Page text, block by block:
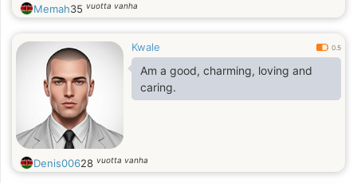
Memah35 vuotta vanha
Kwale 0.5
Am a good, charming, loving and
caring.
Denis00628 vuotta vanha